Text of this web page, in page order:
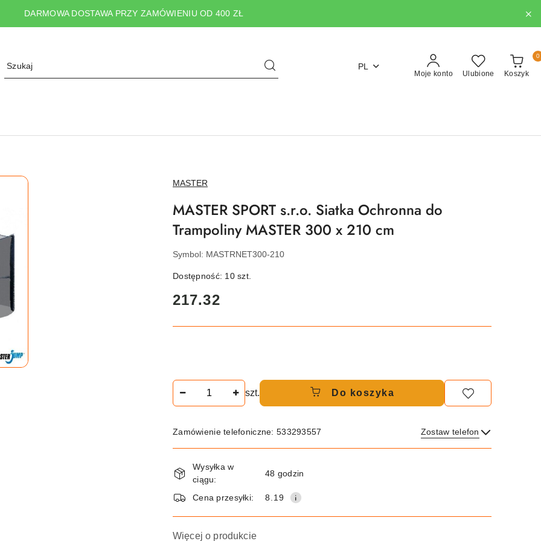
DARMOWA DOSTAWA PRZY ZAMÓWIENIU OD 400 ZŁ
PL
Moje konto Ulubione Koszyk
0
NAZWA
PRODUCENTA:
MASTER
MASTER SPORT s.r.o. Siatka Ochronna do
Trampoliny MASTER 300 x 210 cm
Symbol: MASTRNET300-210
Dostępność: 10szt.
cena:
217.32
szt. Do koszyka
Zamówienie telefoniczne: 533293557 Zostaw telefon
Wyślij
Dostępność
i
dostawa
Wysyłka w
ciągu:
48 godzin
Cena przesyłki: 8.19
Więcej o produkcie